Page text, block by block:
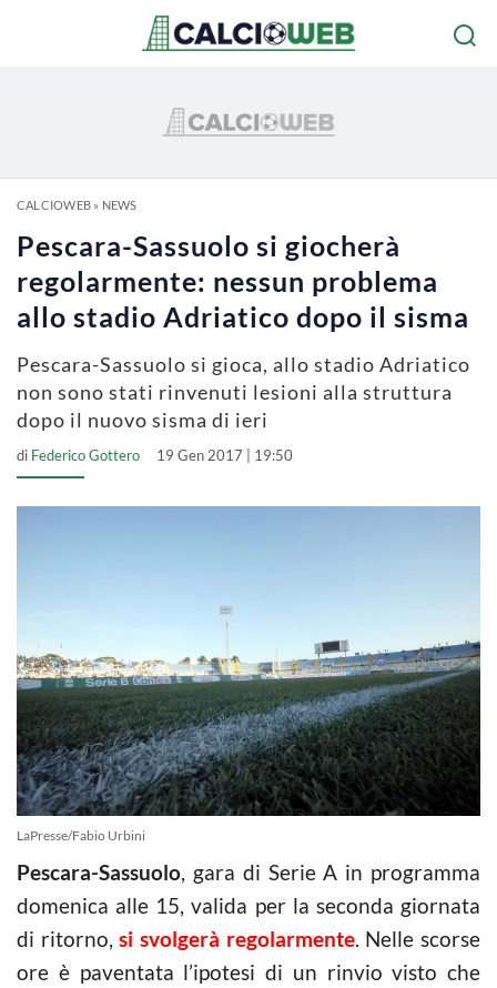
CALCIOWEB» NEWS
Pescara-Sassuolo si giocherà
regolarmente: nessun problema
allo stadio Adriatico dopo il sisma
Pescara-Sassuolo si gioca, allo stadio Adriatico
non sono stati rinvenuti lesioni alla struttura
dopo il nuovo sisma di ieri
di Federico Gottero 19 Gen 2017 | 19:50
LaPresse/Fabio Urbini
Pescara-Sassuolo, gara di Serie A in programma
domenica alle 15, valida per la seconda giornata
di ritorno,si svolgerà regolarmente. Nelle scorse
ore è paventata l’ipotesi di un rinvio visto che